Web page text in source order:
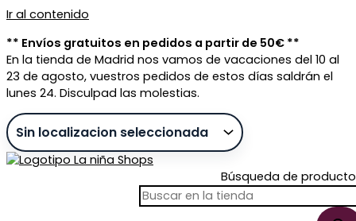
Ir al contenido
** Envíos gratuitos en pedidos a partir de 50€ **
En la tienda de Madrid nos vamos de vacaciones del 10 al
23 de agosto, vuestros pedidos de estos días saldrán el
lunes 24. Disculpad las molestias.
Búsqueda de